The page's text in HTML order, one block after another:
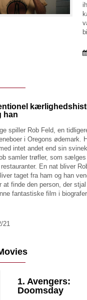
han
spiller Rob Feld, en
i Oregons ødemark.
intet andet end sin
samler trøfler, som
En nat bliver
taget fra ham og han
at finde den person, der
fantastiske film i
21
1. Avengers:
Doomsday